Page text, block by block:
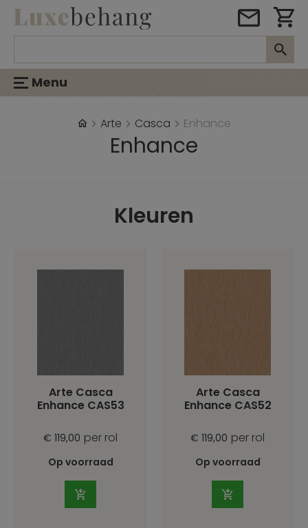
Menu
Arte Casca Enhance
Enhance
Kleuren
Arte Casca
Enhance CAS53
€ 119,00 per rol
Op voorraad
Arte Casca
Enhance CAS52
€ 119,00 per rol
Op voorraad